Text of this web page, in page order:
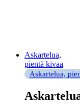
Askartelua,
pientä kivaa
Askartelua,